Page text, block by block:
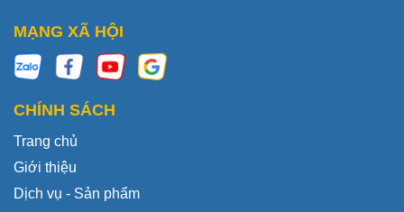
MẠNG XÃ HỘI
CHÍNH SÁCH
Trang chủ
Giới thiệu
Dịch vụ - Sản phẩm